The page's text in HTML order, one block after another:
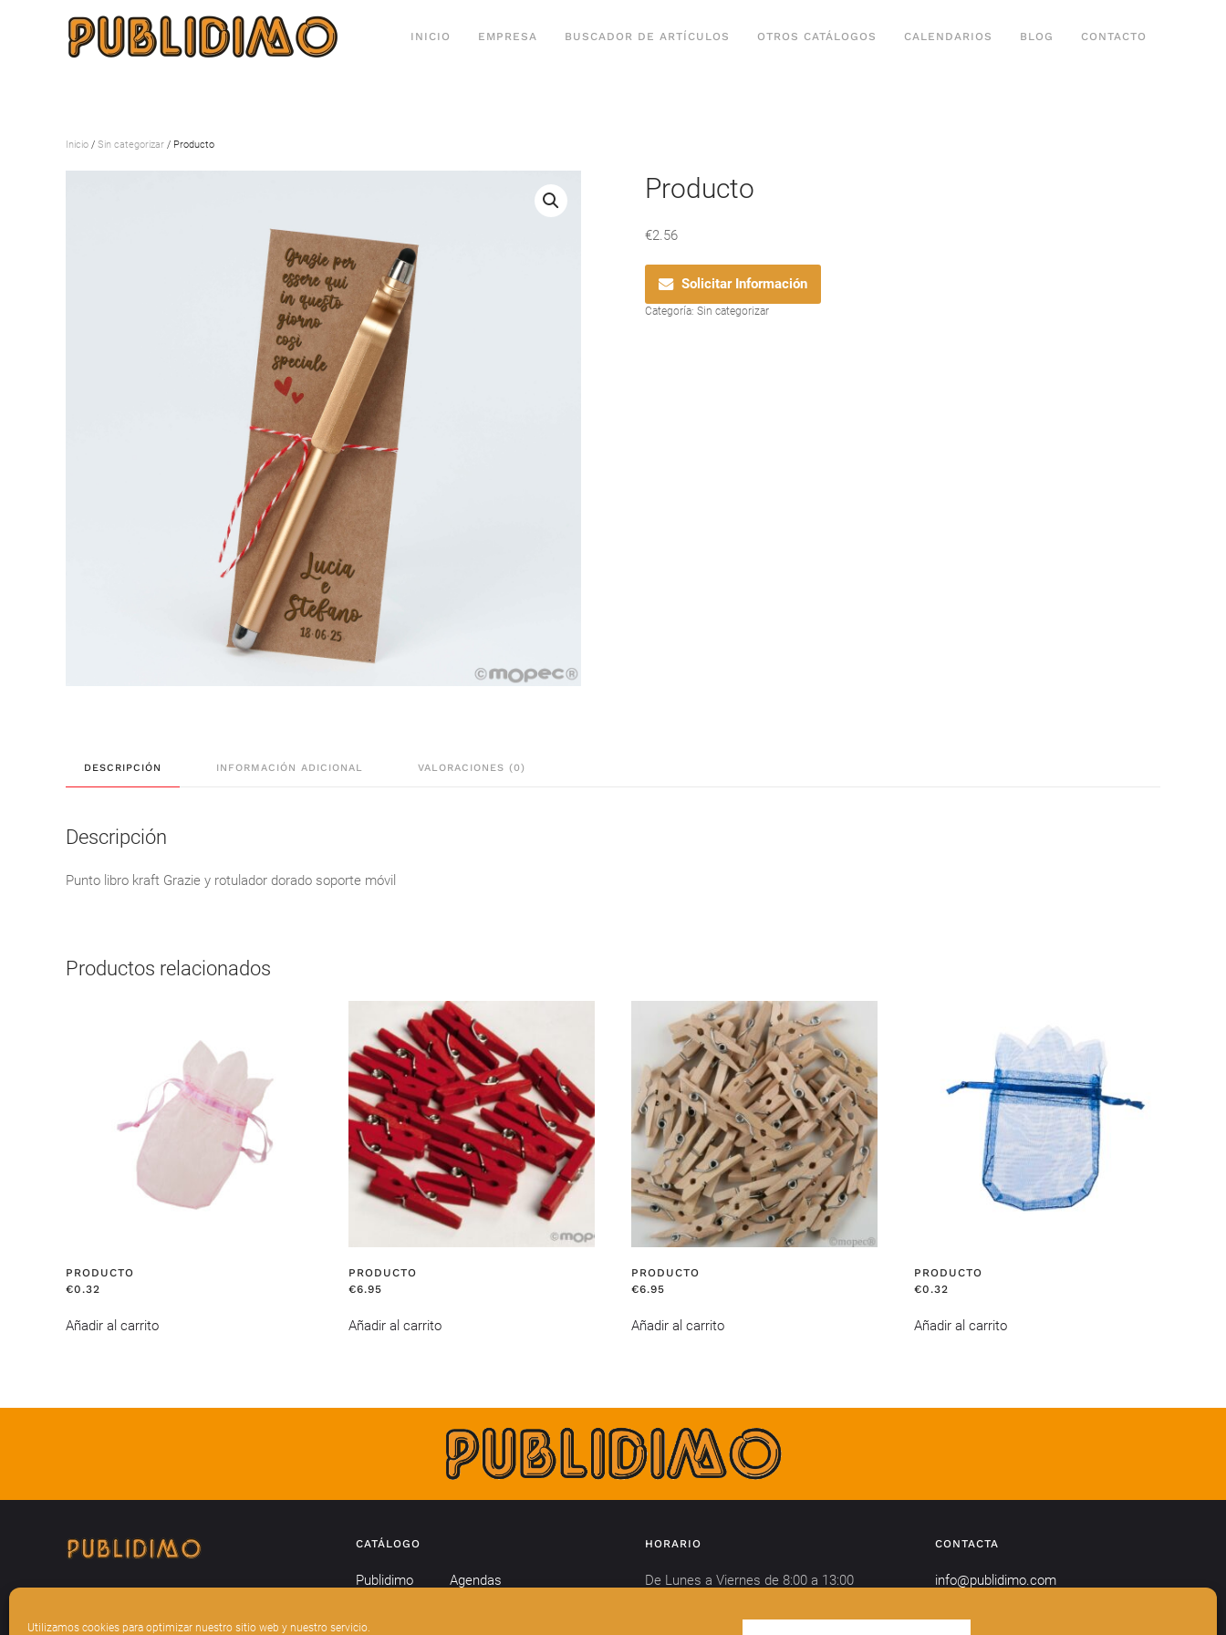
Utilizamos cookies para optimizar nuestro sitio web y nuestro servicio.
INICIO EMPRESA BUSCADOR DE ARTÍCULOS OTROS CATÁLOGOS CALENDARIOS BLOG CONTACTO
Inicio / Sin categorizar / Producto
Producto
€2.56
Solicitar Información
Categoría: Sin categorizar
DESCRIPCIÓN INFORMACIÓN ADICIONAL VALORACIONES (0)
Descripción
Punto libro kraft Grazie y rotulador dorado soporte móvil
Productos relacionados
PRODUCTO
€0.32
Añadir al carrito
PRODUCTO
€6.95
Añadir al carrito
PRODUCTO
€6.95
Añadir al carrito
PRODUCTO
€0.32
Añadir al carrito
CATÁLOGO
Publidimo
Agendas
HORARIO
De Lunes a Viernes de 8:00 a 13:00
CONTACTA
info@publidimo.com